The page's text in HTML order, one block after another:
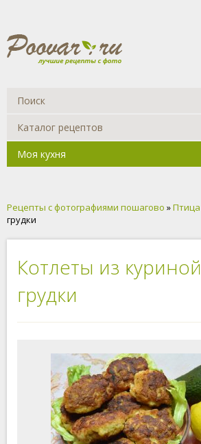
Каталог рецептов
Моя кухня
Рецепты с фотографиями пошагово »Птица
грудки
Котлеты из куриной
грудки